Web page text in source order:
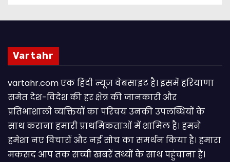
Vartahr
vartahr.com एक हिंदी न्यूज वेबसाइट है। इसमें हरियाणा
समेत देश-विदेश की हर क्षेत्र की जानकारी और
प्रतिभाशाली व्यक्तियों का परिचय उनकी उपलब्धियों के
साथ कराना हमारी प्राथमिकताओं में शामिल है। हमने
हमेशा नए विचारों और नई सोच का समर्थन किया है। हमारा
मकसद आप तक सच्ची खबरें तथ्यों के साथ पहुंचाना है।